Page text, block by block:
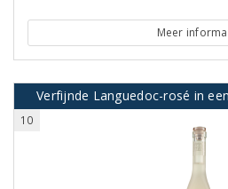
Meer
Verfijnde Languedoc-rosé in
10